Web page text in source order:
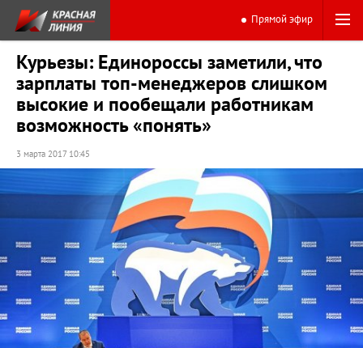
Прямой эфир
Курьезы: Единороссы заметили, что
зарплаты топ-менеджеров слишком
высокие и пообещали работникам
возможность «понять»
3 марта 2017 10:45